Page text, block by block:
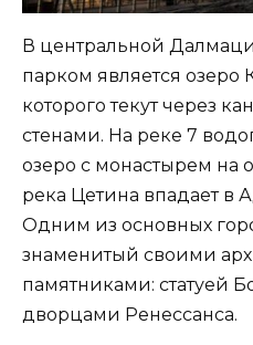
В центральной
парком является озеро
которого текут через
стенами. На реке 7
озеро с монастырем на
река Цетина впадает в
Одним из основных
знаменитый своими
памятниками: статуей
дворцами Ренессанса.